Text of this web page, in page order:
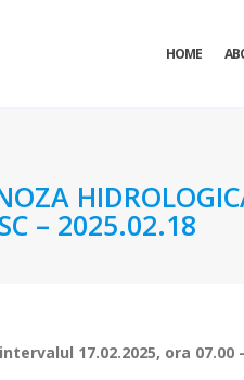
HOME
– 2025.02.18
17.02.2025, ora 07.00